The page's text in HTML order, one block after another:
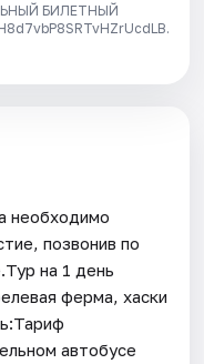
БИЛЕТНЫЙ
необходимо
позвонив по
на 1 день
ферма, хаски
автобусе